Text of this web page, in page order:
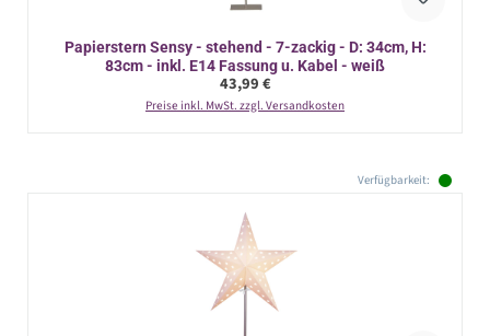
Papierstern Sensy - stehend - 7-zackig - D: 34cm, H:
83cm - inkl. E14 Fassung u. Kabel - weiß
Regulärer Preis:
43,99 €
Preise inkl. MwSt. zzgl. Versandkosten
Verfügbarkeit: